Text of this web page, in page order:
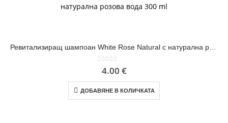
out of 5
4.00 €
ДОБАВЯНЕ В КОЛИЧКАТА